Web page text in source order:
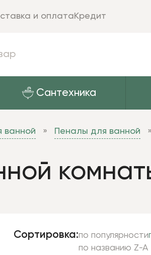
Сантехника
и оплатаКредит
ванной Пеналы для ванной
Сортировка:по популярности
по названию Z-A